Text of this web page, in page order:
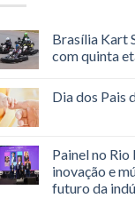
Brasília Kart
com quinta
Dia dos Pais
Painel no
inovação e
futuro da